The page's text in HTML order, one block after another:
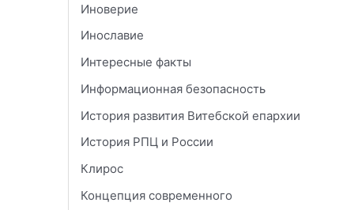
Иноверие
Инославие
Интересные факты
Информационная безопасность
История развития Витебской епархии
История РПЦ и России
Клирос
Концепция современного